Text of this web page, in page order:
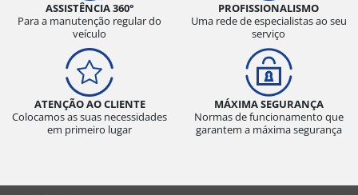
ASSISTÊNCIA 360°
Para a manutenção regular do
veículo
PROFISSIONALISMO
Uma rede de especialistas ao seu
serviço
ATENÇÃO AO CLIENTE
Colocamos as suas necessidades
em primeiro lugar
MÁXIMA SEGURANÇA
Normas de funcionamento que
garantem a máxima segurança